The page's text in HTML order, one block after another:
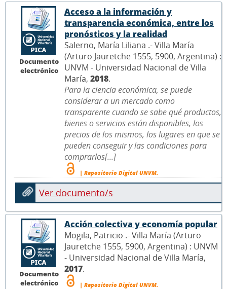
Documento
electrónico
Acceso a la información y
transparencia económica, entre los
pronósticos y la realidad
Salerno, María Liliana .- Villa María
(Arturo Jauretche 1555, 5900, Argentina) :
UNVM - Universidad Nacional de Villa
María, 2018.
Para la ciencia económica, se puede
considerar a un mercado como
transparente cuando se sabe qué productos,
bienes o servicios están disponibles, los
precios de los mismos, los lugares en que se
pueden conseguir y las condiciones para
comprarlos[...]
| Repositorio Digital UNVM.
Ver documento/s
Documento
electrónico
Acción colectiva y economía popular
Mogila, Patricio .- Villa María (Arturo
Jauretche 1555, 5900, Argentina) : UNVM
- Universidad Nacional de Villa María,
2017.
| Repositorio Digital UNVM.